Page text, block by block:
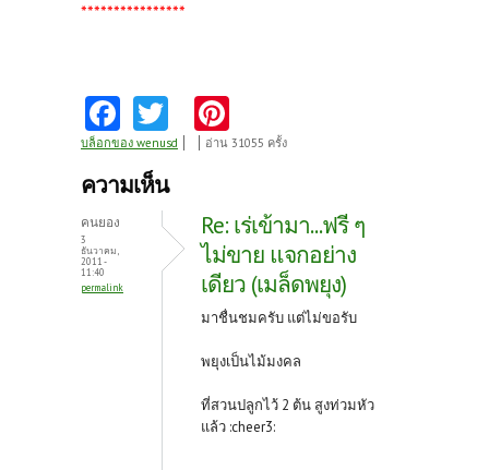
****************
Fa
ce
b
k
w
itt
nt
es
t
บล็อกของ wenusd อ่าน 31055 ครั้ง
ความเห็น
คนยอง
3
ธันวาคม,
2011 -
11:40
permalink
Re: เร่เข้ามา...ฟรี ๆ
ไม่ขาย แจกอย่าง
เดียว (เมล็ดพยุง)
มาชื่นชมครับ แต่ไม่ขอรับ
พยุงเป็นไม้มงคล
ที่สวนปลูกไว้ 2 ต้น สูงท่วมหัว
แล้ว :cheer3: